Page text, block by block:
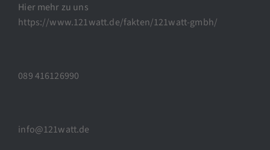
Hier mehr zu uns
https://www.121watt.de/fakten/121watt-gmbh/
089 416126990
info@121watt.de